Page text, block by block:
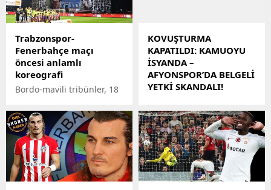
harekete geçti.
Trabzonspor-
Fenerbahçe maçı
öncesi anlamlı
koreografi
Bordo-mavili tribünler, 18
Şehitleri Anma Günü ile
Filistin'de yaşanan
katliamlar için 90 dakika
öncesi anlamlı bir
koreografiye imza attı.
KOVUŞTURMA
KAPATILDI: KAMUOYU
İSYANDA –
AFYONSPOR’DA BELGELİ
YETKİ SKANDALI!
KAMUOYU İSYANDA –
AFYONSPOR’DA BELGELİ
YETKİ SKANDALI!
Afyonspor Kulübü’nde
patlak veren skandal, tüm
delillere rağmen